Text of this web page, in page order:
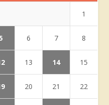
1
6 7 8
13 14 15
20 21 22